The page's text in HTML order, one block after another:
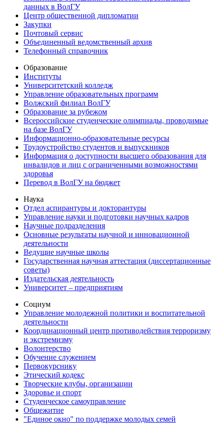
данных в ВолГУ
Центр общественной дипломатии
Закупки
Почтовый сервис
Объединенный ведомственный архив
Телефонный справочник
Образование
Институты
Университетский колледж
Управление образовательных программ
Волжский филиал ВолГУ
Образование за рубежом
Всероссийские студенческие олимпиады, проводимые
на базе ВолГУ
Информационно-образовательные ресурсы
Трудоустройство студентов и выпускников
Информация о доступности высшего образования для
инвалидов и лиц с ограниченными возможностями
здоровья
Перевод в ВолГУ на бюджет
Наука
Отдел аспирантуры и докторантуры
Управление науки и подготовки научных кадров
Научные подразделения
Основные результаты научной и инновационной
деятельности
Ведущие научные школы
Государственная научная аттестация (диссертационные
советы)
Издательская деятельность
Университет – предприятиям
Социум
Управление молодежной политики и воспитательной
деятельности
Координационный центр противодействия терроризму
и экстремизму
Волонтерство
Обучение служением
Первокурснику
Этический кодекс
Творческие клубы, организации
Здоровье и спорт
Студенческое самоуправление
Общежитие
"Единое окно" по поддержке молодых семей